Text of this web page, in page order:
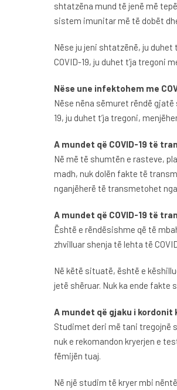
shtatzëna mund të jenë më
sistem imunitar më të dobët
Nëse ju jeni shtatzënë, ju duhet
COVID-19, ju duhet t’ja tregoni
Nëse une infektohem me
Nëse nëna sëmuret rëndë
19, ju duhet t’ja tregoni,
A mundet që COVID-19 të
Në më të shumtën e rasteve,
madh, nuk dolën fakte të
nganjëherë të transmetohet
A mundet që COVID-19 të
Është e rëndësishme që të
zhvilluar shenja të lehta të
Në këtë situatë, është e
jetë shëruar. Nuk ka ende
A mundet që gjaku i kordonit
Studimet deri më tani tregojnë
nuk e rekomandon kryerjen e
fëmijën tuaj.
Në një studim të kryer mbi